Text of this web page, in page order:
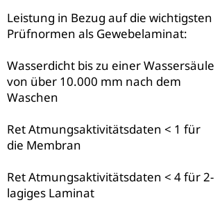
Leistung in Bezug auf die wichtigsten
Prüfnormen als Gewebelaminat:
Wasserdicht bis zu einer Wassersäule
von über 10.000 mm nach dem
Waschen
Ret Atmungsaktivitätsdaten < 1 für
die Membran
Ret Atmungsaktivitätsdaten < 4 für 2-
lagiges Laminat